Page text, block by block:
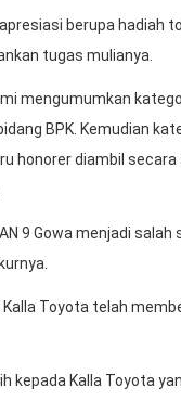
berupa hadiah
tugas mulianya.
mengumumkan
BPK. Kemudian
honorer diambil
9 Gowa menjadi
Kalla Toyota telah
kepada Kalla Toyota